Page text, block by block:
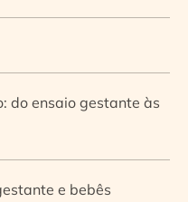
do ensaio gestante às
e bebês